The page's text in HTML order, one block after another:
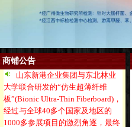
商铺公告
山东新港企业集团与东北林业
大学联合研发的“仿生超薄纤维
板”(Bionic Ultra-Thin Fiberboard)，
经过与全球40多个国家及地区的
1000多参展项目的激烈角逐，最终